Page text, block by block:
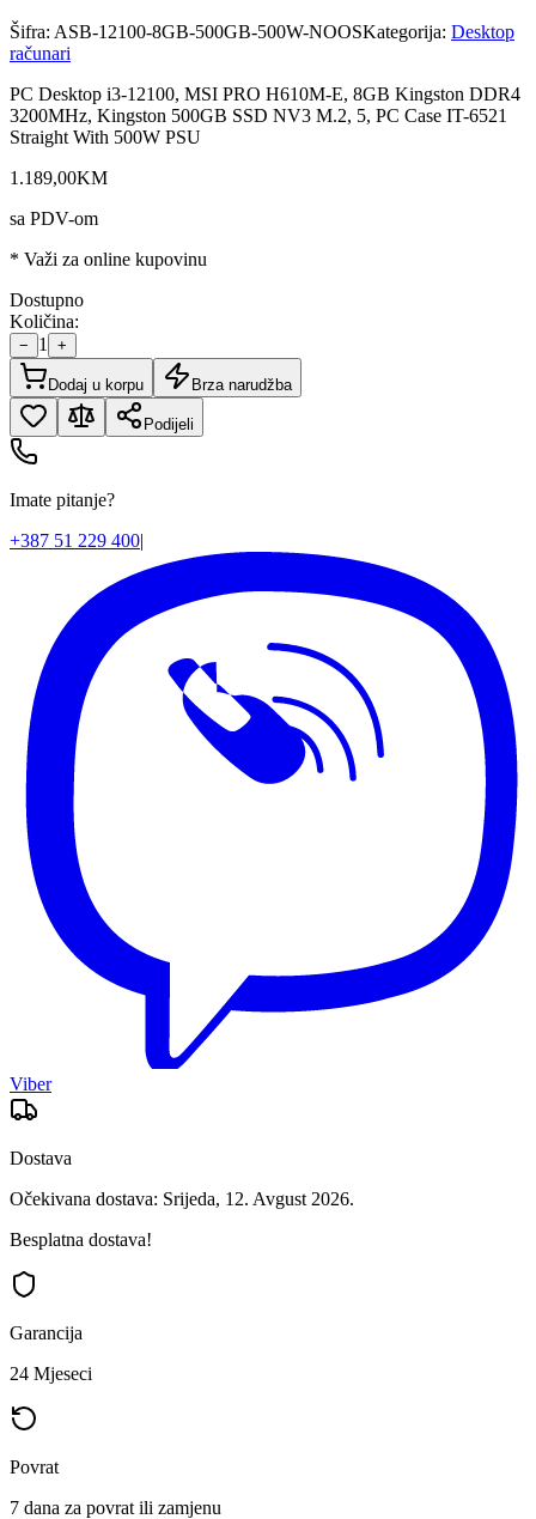
Šifra: ASB-12100-8GB-500GB-500W-NOOSKategorija: Desktop
računari
PC Desktop i3-12100, MSI PRO H610M-E, 8GB Kingston DDR4
3200MHz, Kingston 500GB SSD NV3 M.2, 5, PC Case IT-6521
Straight With 500W PSU
1.189,00KM
sa PDV-om
* Važi za online kupovinu
Dostupno
Količina:
− 1 +
Dodaj u korpu Brza narudžba
Podijeli
Imate pitanje?
+387 51 229 400|
Viber
Dostava
Očekivana dostava: Srijeda, 12. Avgust 2026.
Besplatna dostava!
Garancija
24 Mjeseci
Povrat
7 dana za povrat ili zamjenu